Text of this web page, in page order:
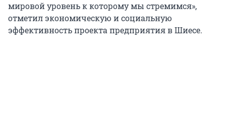
мировой уровень к которому мы стремимся»,
отметил экономическую и социальную
эффективность проекта предприятия в Шиесе.